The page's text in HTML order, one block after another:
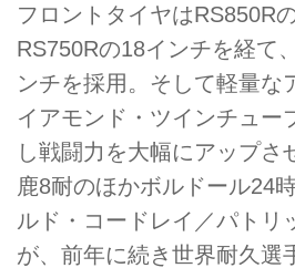
フロントタイヤはRS850R
RS750Rの18インチを経て
ンチを採用。そして軽量な
イアモンド・ツインチュー
し戦闘力を大幅にアップさ
鹿8耐のほかボルドール24
ルド・コードレイ／パトリ
が、前年に続き世界耐久選